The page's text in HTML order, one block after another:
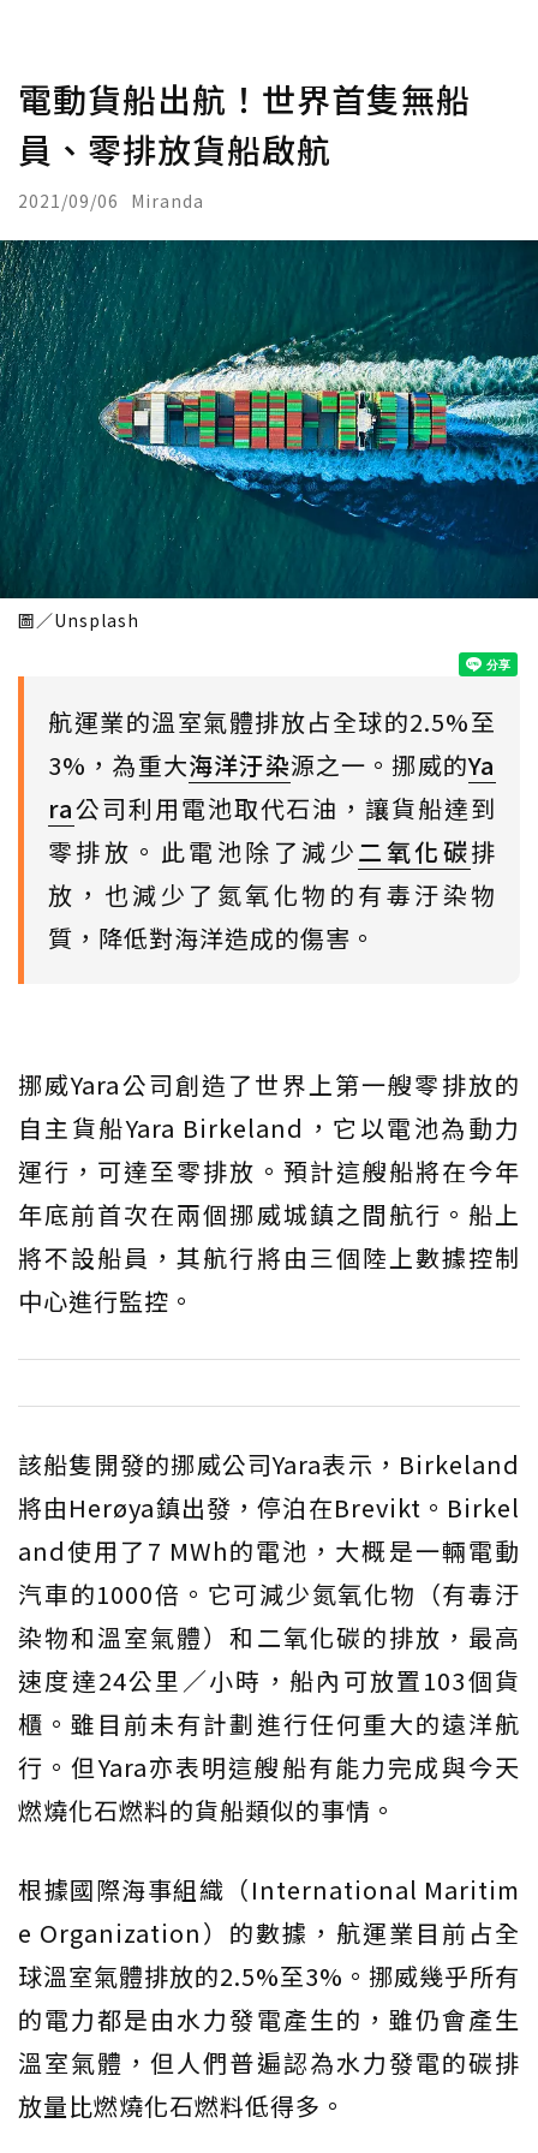
電動貨船出航！世界首隻無船
員、零排放貨船啟航
2021/09/06 Miranda
圖／Unsplash
航運業的溫室氣體排放占全球的2.5%至
3%，為重大海洋汙染源之一。挪威的Ya
ra公司利用電池取代石油，讓貨船達到
零排放。此電池除了減少二氧化碳排
放，也減少了氮氧化物的有毒汙染物
質，降低對海洋造成的傷害。
挪威Yara公司創造了世界上第一艘零排放的
自主貨船Yara Birkeland，它以電池為動力
運行，可達至零排放。預計這艘船將在今年
年底前首次在兩個挪威城鎮之間航行。船上
將不設船員，其航行將由三個陸上數據控制
中心進行監控。
該船隻開發的挪威公司Yara表示，Birkeland
將由Herøya鎮出發，停泊在Brevikt。Birkel
and使用了7 MWh的電池，大概是一輛電動
汽車的1000倍。它可減少氮氧化物（有毒汙
染物和溫室氣體）和二氧化碳的排放，最高
速度達24公里／小時，船內可放置103個貨
櫃。雖目前未有計劃進行任何重大的遠洋航
行。但Yara亦表明這艘船有能力完成與今天
燃燒化石燃料的貨船類似的事情。
根據國際海事組織（International Maritim
e Organization）的數據，航運業目前占全
球溫室氣體排放的2.5%至3%。挪威幾乎所有
的電力都是由水力發電產生的，雖仍會產生
溫室氣體，但人們普遍認為水力發電的碳排
放量比燃燒化石燃料低得多。